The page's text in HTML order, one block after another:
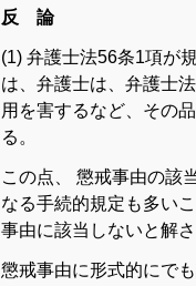
反 論
(1) 弁護士法56条1項が
は
弁護士は 弁護士法
用 を害するなど、 その
る。
この点 懲戒事由の該
なる手続的規定 も多い
事由に該当 しないと解さ
懲戒事由に形式的にでも